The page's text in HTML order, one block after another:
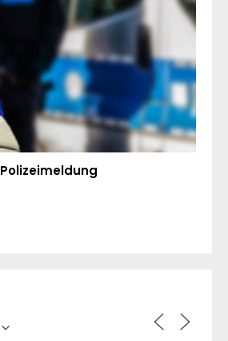
Polizeimeldung